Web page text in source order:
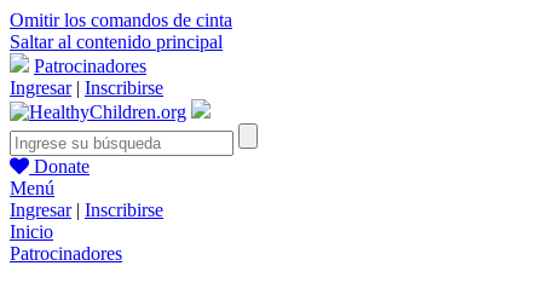
Omitir los comandos de cinta
Saltar al contenido principal
Patrocinadores
Ingresar| Inscribirse
Donate
Menú
Ingresar| Inscribirse
Inicio
Patrocinadores